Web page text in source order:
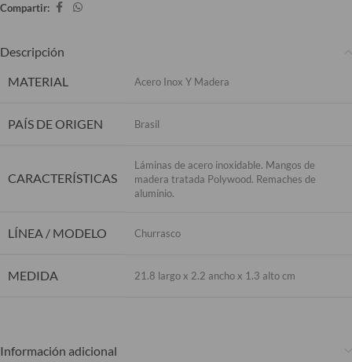
Compartir:
Descripción
MATERIAL
Acero Inox Y Madera
PAÍS DE ORIGEN Brasil
CARACTERÍSTICAS
Láminas de acero inoxidable. Mangos de
madera tratada Polywood. Remaches de
alumínio.
LÍNEA / MODELO Churrasco
MEDIDA 21.8 largo x 2.2 ancho x 1.3 alto cm
Información adicional